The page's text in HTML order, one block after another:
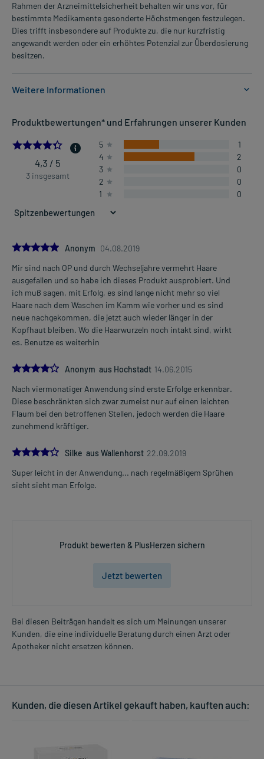
Rahmen der Arzneimittelsicherheit behalten wir uns vor, für
bestimmte Medikamente gesonderte Höchstmengen festzulegen.
Dies trifft insbesondere auf Produkte zu, die nur kurzfristig
angewandt werden oder ein erhöhtes Potenzial zur Überdosierung
besitzen.
Weitere Informationen
- Anlagebedingter Haarausfall bei dem Mann
- Anlagebedingter Haarausfall bei der Frau
Dosierung und Anwendungshinweise:
7 Sprühstöße (entspr. 1 ml)
2-mal täglich
oder Apotheker überschritten werden.
Art der Anwendung?
Tragen Sie das Arzneimittel auf die trockene Kopfhaut auf.
Massieren Sie das Arzneimittel danach leicht ein.
Warten Sie nach der Anwendung mindestens 4 Stunden, bevor Sie
Kopfhaut oder Haare anfeuchten.
Sie den versehentlichen Kontakt mit Schleimhäuten, Augen und
Hautstellen mit Kindern.
Dauer der Anwendung?
Die Anwendungsdauer richtet sich nach der Art der Beschwerden
Zweifelsfalle Ihren Arzt oder Apotheker.
Überdosierung?
Wird das Arzneimittel wie beschrieben angewendet, sind keine
Anwendung vergessen?
Zweifelsfalle fragen Sie Ihren Arzt oder Apotheker nach etwaigen
Auswirkungen oder Vorsichtsmaßnahmen.
Eine vom Arzt verordnete Dosierung kann von den Angaben der
Mehr anzeigen
Produktbewertungen* und Erfahrungen unserer Kunden
4.333333333333333
4,3 / 5
3 insgesamt
5
1
4
2
3
0
2
0
1
0
5.0Anonym 04.08.2019
Mir sind nach OP und durch Wechseljahre vermehrt Haare
ausgefallen und so habe ich dieses Produkt ausprobiert. Und
ich muß sagen, mit Erfolg, es sind lange nicht mehr so viel
Haare nach dem Waschen im Kamm wie vorher und es sind
neue nachgekommen, die jetzt auch wieder länger in der
Kopfhaut bleiben. Wo die Haarwurzeln noch intakt sind, wirkt
es. Benutze es weiterhin
4.0Anonym aus Hochstadt 14.06.2015
Nach viermonatiger Anwendung sind erste Erfolge erkennbar.
Diese beschränkten sich zwar zumeist nur auf einen leichten
Flaum bei den betroffenen Stellen, jedoch werden die Haare
zunehmend kräftiger.
4.0
Silke aus Wallenhorst 22.09.2019
Super leicht in der Anwendung... nach regelmäßigem Sprühen
sieht sieht man Erfolge.
Produkt bewerten & PlusHerzen sichern
Jetzt bewerten
Bei diesen Beiträgen handelt es sich um Meinungen unserer
Kunden, die eine individuelle Beratung durch einen Arzt oder
Apotheker nicht ersetzen können.
Kunden, die diesen Artikel gekauft haben, kauften auch: